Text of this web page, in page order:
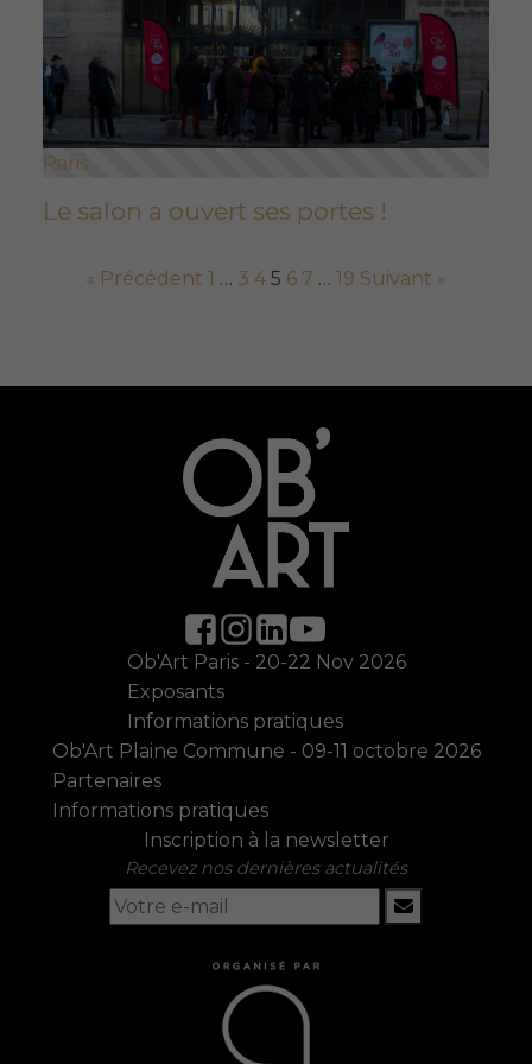
Paris
Le salon a ouvert ses portes !
« Précédent 1 … 3 4 5 6 7 … 19 Suivant »
Ob'Art Paris - 20-22 Nov 2026
Exposants
Informations pratiques
Ob'Art Plaine Commune - 09-11 octobre 2026
Partenaires
Informations pratiques
Inscription à la newsletter
Recevez nos dernières actualités